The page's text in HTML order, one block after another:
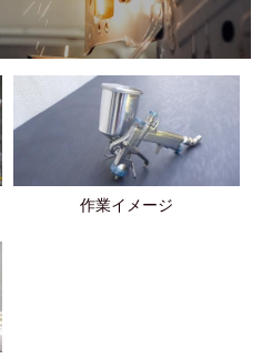
作業イメージ